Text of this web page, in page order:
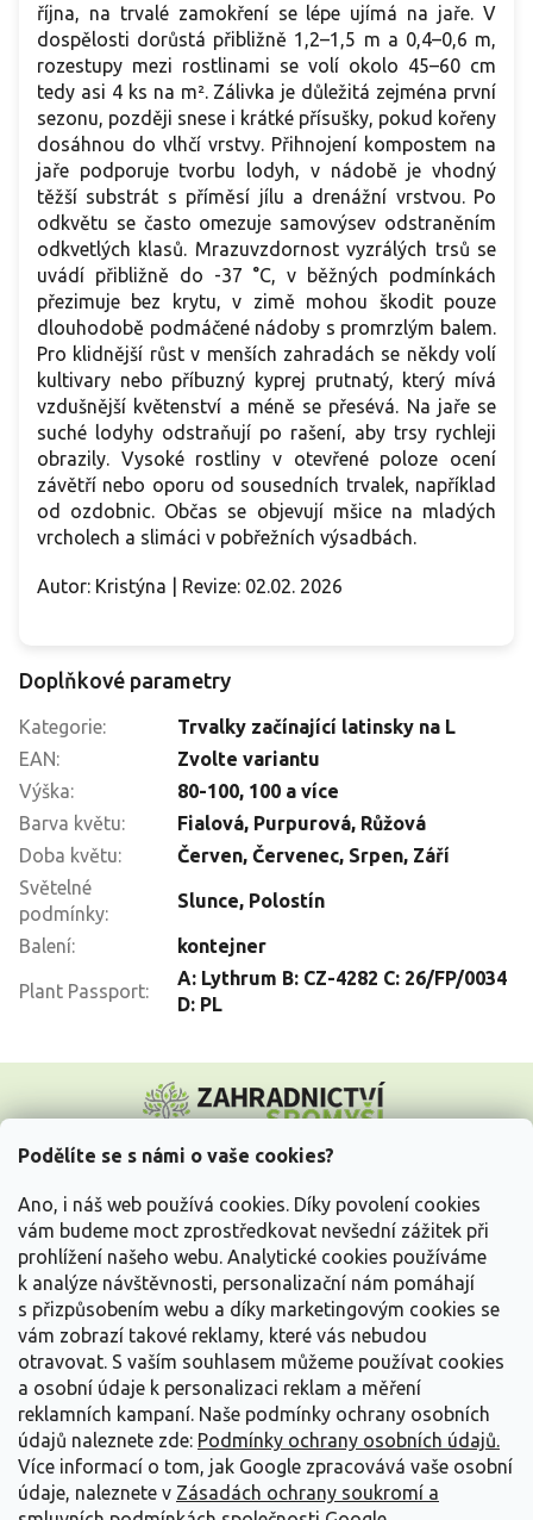
Podělíte se s námi o vaše cookies?
Ano, i náš web používá cookies. Díky povolení cookies
vám budeme moct zprostředkovat nevšední zážitek při
prohlížení našeho webu. Analytické cookies používáme
k analýze návštěvnosti, personalizační nám pomáhají
s přizpůsobením webu a díky marketingovým cookies se
vám zobrazí takové reklamy, které vás nebudou
otravovat. S vaším souhlasem můžeme používat cookies
a osobní údaje k personalizaci reklam a měření
reklamních kampaní. Naše podmínky ochrany osobních
údajů naleznete zde: Podmínky ochrany osobních údajů.
Více informací o tom, jak Google zpracovává vaše osobní
údaje, naleznete v Zásadách ochrany soukromí a
října, na trvalé zamokření se lépe ujímá na jaře. V
dospělosti dorůstá přibližně 1,2–1,5 m a 0,4–0,6 m,
rozestupy mezi rostlinami se volí okolo 45–60 cm
tedy asi 4 ks na m². Zálivka je důležitá zejména první
sezonu, později snese i krátké přísušky, pokud kořeny
dosáhnou do vlhčí vrstvy. Přihnojení kompostem na
jaře podporuje tvorbu lodyh, v nádobě je vhodný
těžší substrát s příměsí jílu a drenážní vrstvou. Po
odkvětu se často omezuje samovýsev odstraněním
odkvetlých klasů. Mrazuvzdornost vyzrálých trsů se
uvádí přibližně do -37 °C, v běžných podmínkách
přezimuje bez krytu, v zimě mohou škodit pouze
dlouhodobě podmáčené nádoby s promrzlým balem.
Pro klidnější růst v menších zahradách se někdy volí
kultivary nebo příbuzný kyprej prutnatý, který mívá
vzdušnější květenství a méně se přesévá. Na jaře se
suché lodyhy odstraňují po rašení, aby trsy rychleji
obrazily. Vysoké rostliny v otevřené poloze ocení
závětří nebo oporu od sousedních trvalek, například
od ozdobnic. Občas se objevují mšice na mladých
vrcholech a slimáci v pobřežních výsadbách.
Autor: Kristýna | Revize: 02.02. 2026
Doplňkové parametry
Kategorie:
Trvalky začínající latinsky na L
EAN:
Zvolte variantu
Výška: 80-100, 100 a více
Barva květu: Fialová, Purpurová, Růžová
Doba květu: Červen, Červenec, Srpen, Září
Světelné
podmínky:
Slunce, Polostín
Balení: kontejner
Plant Passport:
A: Lythrum B: CZ-4282 C: 26/FP/0034
D: PL
p
Vše o nákupu
Informace pro Vás
Kontakujte nás